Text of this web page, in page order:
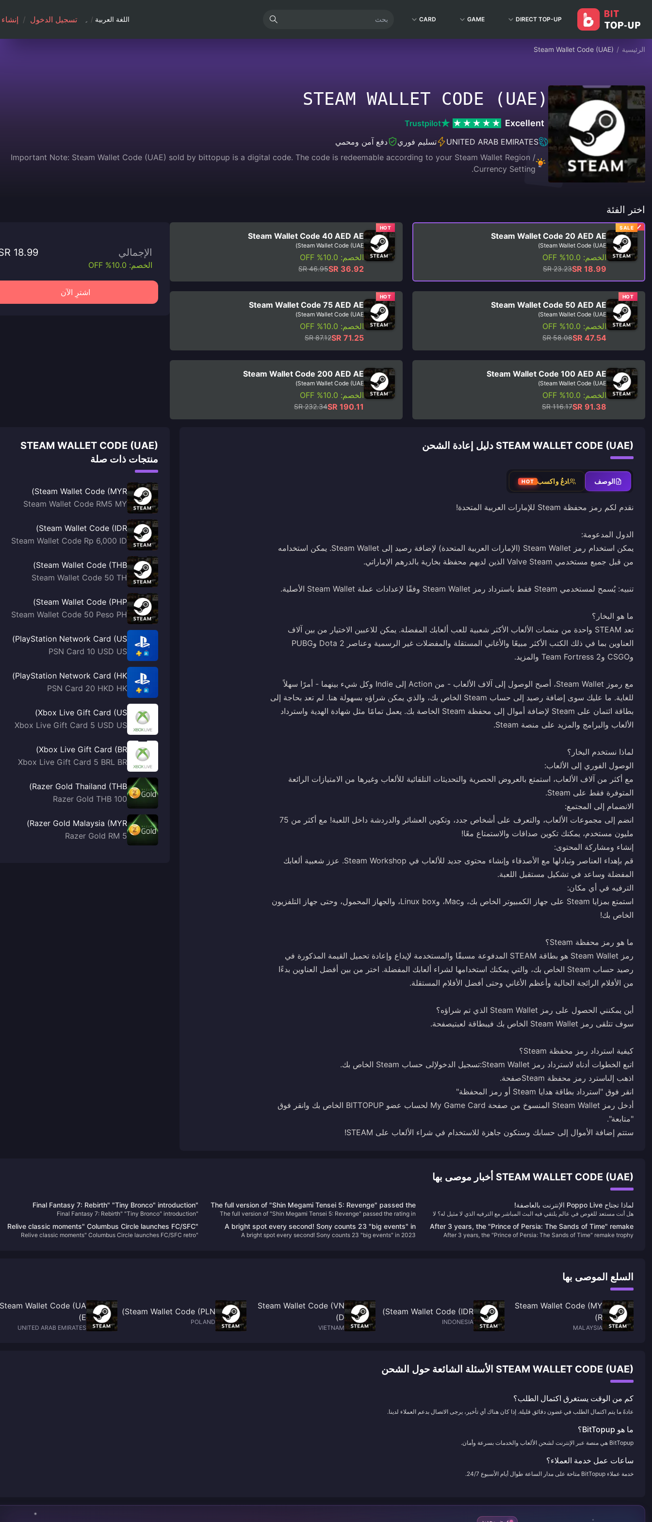
DIRECT TOP-UP
GAME
CARD اللغة العربية / تسجيل الدخول /
الرئيسية /
Steam Wallet Code (UAE)
STEAM WALLET CODE (UAE)
Excellent
Trustpilot
UNITED ARAB EMIRATES
تسليم فوري
دفع آمن ومحمي
Important Note: Steam Wallet Code (UAE) sold by bittopup is a digital code. The code is redeemable according to your Steam Wallet Region /
Currency Setting.
اختر الفئة
SALE
Steam Wallet Code 20 AED AE
Steam Wallet Code (UAE)
الخصم: 10.0% OFF
SR 18.99
SR 23.23
HOT
Steam Wallet Code 40 AED AE
Steam Wallet Code (UAE)
الخصم: 10.0% OFF
SR 36.92
SR 46.95
HOT
Steam Wallet Code 50 AED AE
Steam Wallet Code (UAE)
الخصم: 10.0% OFF
SR 47.54
SR 58.08
HOT
Steam Wallet Code 75 AED AE
Steam Wallet Code (UAE)
الخصم: 10.0% OFF
SR 71.25
SR 87.12
Steam Wallet Code 100 AED AE
Steam Wallet Code (UAE)
الخصم: 10.0% OFF
SR 91.38
SR 116.17
Steam Wallet Code 200 AED AE
Steam Wallet Code (UAE)
الخصم: 10.0% OFF
SR 190.11
SR 232.34
الإجمالي 18.99
الخصم: 10.0% OFF
اشترِ الآن
STEAM WALLET CODE (UAE) دليل إعادة الشحن
الوصف ادعُ واكسب HOT
يمكن استخدام رمز Steam Wallet (الإمارات العربية المتحدة) لإضافة رصيد إلى Steam Wallet. يمكن استخدامه
تعد STEAM واحدة من منصات الألعاب الأكثر شعبية للعب ألعابك المفضلة. يمكن للاعبين الاختيار من بين آلاف
العناوين بما في ذلك الكتب الأكثر مبيعًا والأغاني المستقلة والمفضلات غير الرسمية وعناصر Dota 2 وPUBG
مع رموز Steam Wallet، أصبح الوصول إلى آلاف الألعاب - من Action إلى Indie وكل شيء بينهما - أمرًا سهلاً
للغاية. ما عليك سوى إضافة رصيد إلى حساب Steam الخاص بك، والذي يمكن شراؤه بسهولة هنا. لم تعد بحاجة إلى
بطاقة ائتمان على Steam لإضافة أموال إلى محفظة Steam الخاصة بك. يعمل تمامًا مثل شهادة الهدية واسترداد
مع أكثر من آلاف الألعاب، استمتع بالعروض الحصرية والتحديثات التلقائية للألعاب وغيرها من الامتيازات الرائعة
انضم إلى مجموعات الألعاب، والتعرف على أشخاص جدد، وتكوين العشائر والدردشة داخل اللعبة! مع أكثر من 75
قم بإهداء العناصر وتبادلها مع الأصدقاء وإنشاء محتوى جديد للألعاب في Steam Workshop. عزز شعبية ألعابك
استمتع بمزايا Steam على جهاز الكمبيوتر الخاص بك، وMac، وLinux box، والجهاز المحمول، وحتى جهاز التلفزيون
رمز Steam Wallet هو بطاقة STEAM المدفوعة مسبقًا والمستخدمة لإيداع وإعادة تحميل القيمة المذكورة في
رصيد حساب Steam الخاص بك، والتي يمكنك استخدامها لشراء ألعابك المفضلة. اختر من بين أفضل العناوين بدءًا
سوف تتلقى رمز Steam Wallet الخاص بك في
بطاقة لعبتي
اتبع الخطوات أدناه لاسترداد رمز Steam Wallet:
تسجيل الدخول
اذهب إلىاسترد رمز محفظة Steam
أدخل رمز Steam Wallet المنسوخ من صفحة My Game Card لحساب عضو BITTOPUP الخاص بك وانقر فوق
ستتم إضافة الأموال إلى حسابك وستكون جاهزة للاستخدام في شراء الألعاب على STEAM!
STEAM WALLET CODE (UAE)
منتجات ذات صلة
Steam Wallet Code (MYR)
Steam Wallet Code RM5 MY
Steam Wallet Code (IDR)
Steam Wallet Code Rp 6,000 ID
Steam Wallet Code (THB)
Steam Wallet Code 50 TH
Steam Wallet Code (PHP)
Steam Wallet Code 50 Peso PH
PlayStation Network Card (US)
PSN Card 10 USD US
PlayStation Network Card (HK)
PSN Card 20 HKD HK
Xbox Live Gift Card (US)
Xbox Live Gift Card 5 USD US
Xbox Live Gift Card (BR)
Xbox Live Gift Card 5 BRL BR
Razer Gold Thailand (THB)
Razer Gold THB 100
Razer Gold Malaysia (MYR)
Razer Gold RM 5
STEAM WALLET CODE (UAE) أخبار موصى بها
لماذا تجتاح Poppo Live الإنترنت بالعاصفة!
هل أنت مستعد للغوص في عالم يلتقي فيه البث المباشر مع الترفيه الذي لا مثيل له؟ لا
العالم. هذا هو السبب في أن Poppo Live هو تطبيقك التالي المفضل للبث المباشر
والتفاعل الاجتماعي.
The full version of "Shin Megami Tensei 5: Revenge" passed the
rating in South Korea
The full version of "Shin Megami Tensei 5: Revenge" passed the rating in
"Final Fantasy 7: Rebirth" "Tiny Bronco" introduction
"Final Fantasy 7: Rebirth" "Tiny Bronco" introduction
After 3 years, the "Prince of Persia: The Sands of Time" remake
trophy appears in the background again
After 3 years, the "Prince of Persia: The Sands of Time" remake trophy
A bright spot every second! Sony counts 23 "big events" in
2023
A bright spot every second! Sony counts 23 "big events" in 2023
"Relive classic moments" Columbus Circle launches FC/SFC
retro compatible machine
"Relive classic moments" Columbus Circle launches FC/SFC retro
السلع الموصى بها
Steam Wallet Code (MY
R)
MALAYSIA
Steam Wallet Code (IDR)
INDONESIA
Steam Wallet Code (VN
D)
VIETNAM
Steam Wallet Code (PLN)
POLAND
Steam Wallet Code (UA
E)
UNITED ARAB EMIRATES
STEAM WALLET CODE (UAE) الأسئلة الشائعة حول الشحن
كم من الوقت يستغرق اكتمال الطلب؟
عادةً ما يتم اكتمال الطلب في غضون دقائق قليلة. إذا كان هناك أي تأخير، يرجى الاتصال بدعم العملاء لدينا.
ما هو BitTopup؟
BitTopup هي منصة عبر الإنترنت لشحن الألعاب والخدمات بسرعة وأمان.
ساعات عمل خدمة العملاء؟
خدمة عملاء BitTopup متاحة على مدار الساعة طوال أيام الأسبوع 24/7.